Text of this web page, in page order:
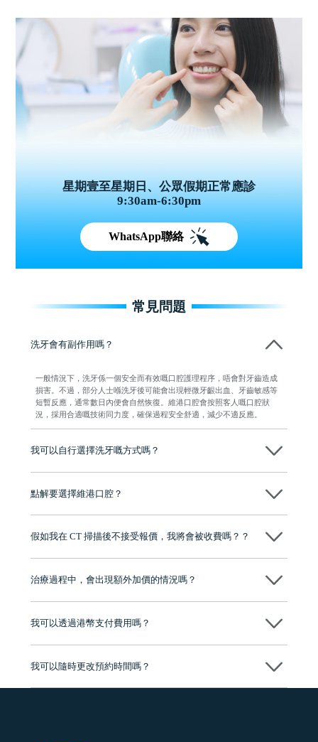
星期壹至星期日、公眾假期正常應診
9:30am-6:30pm
WhatsApp聯絡
常見問題
洗牙會有副作用嗎？
一般情況下，洗牙係一個安全而有效嘅口腔護理程序，唔會對牙齒造成
損害。不過，部分人士喺洗牙後可能會出現輕微牙齦出血、牙齒敏感等
短暫反應，通常數日內便會自然恢復。維港口腔會按照客人嘅口腔狀
況，採用合適嘅技術同力度，確保過程安全舒適，減少不適反應。
我可以自行選擇洗牙嘅方式嗎？
需要作出選擇。
點解要選擇維港口腔？
維港口腔踐行「醫道濟世」的大學校訓，各分院匯聚來自香港、內地的
牌」、「2025香港企業領袖品牌」，是諾貝爾種植系統全球放心植牙中
至今已服務超過三十個國家和地區的顧客，受到粵港澳大灣區及周邊城
市市民極高的口碑評價及信任推薦 珠海、深圳設有八大分院，香港亦設
有咨詢及服務保障中心，有任何問題都可以隨時預約免費咨詢，讓人十
假如我在 CT 掃描後不接受報價，我將會被收費嗎？？
治療過程中，會出現額外加價的情況嗎？
我可以透過港幣支付費用嗎？
我可以隨時更改預約時間嗎？
可以，請盡早通過wechat或whatsapp聯絡我們，告知我們你原本預約的